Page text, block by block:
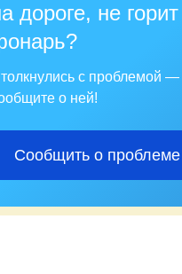
дороге, не горит
с проблемой —
о ней!
Сообщить о проблеме